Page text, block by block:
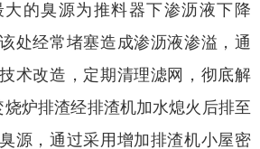
的臭源为推料器下渗沥液下降
处经常堵塞造成渗沥液渗溢，通
术改造，定期清理滤网，彻底解
炉排渣经排渣机加水熄火后排至
源，通过采用增加排渣机小屋密